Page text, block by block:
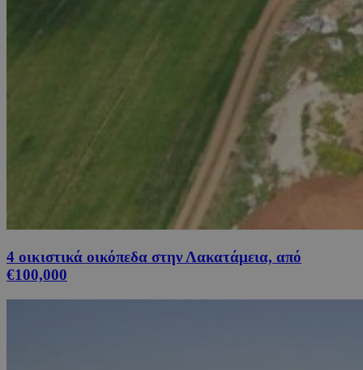
4 οικιστικά οικόπεδα στην Λακατάμεια, από
€100,000